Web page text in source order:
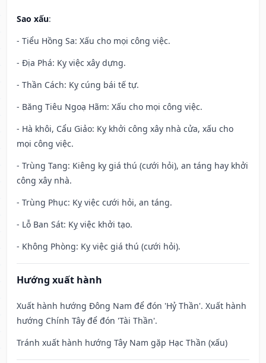
Sao xấu:
- Tiểu Hồng Sa: Xấu cho mọi công việc.
- Địa Phá: Kỵ việc xây dựng.
- Thần Cách: Kỵ cúng bái tế tự.
- Băng Tiêu Ngoạ Hãm: Xấu cho mọi công việc.
- Hà khôi, Cẩu Giảo: Kỵ khởi công xây nhà cửa, xấu cho
mọi công việc.
- Trùng Tang: Kiêng kỵ giá thú (cưới hỏi), an táng hay khởi
công xây nhà.
- Trùng Phục: Kỵ việc cưới hỏi, an táng.
- Lỗ Ban Sát: Kỵ việc khởi tạo.
- Không Phòng: Kỵ việc giá thú (cưới hỏi).
Hướng xuất hành
Xuất hành hướng Đông Nam để đón 'Hỷ Thần'. Xuất hành
hướng Chính Tây để đón 'Tài Thần'.
Tránh xuất hành hướng Tây Nam gặp Hạc Thần (xấu)